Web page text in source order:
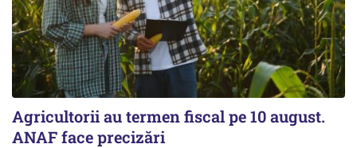
Agricultorii au termen fiscal pe 10 august.
ANAF face precizări